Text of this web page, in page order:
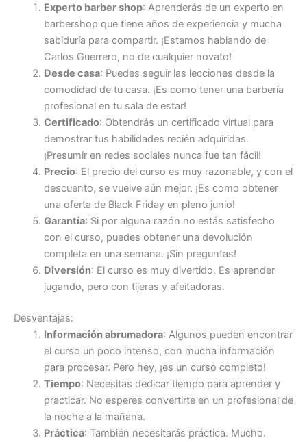
Experto barber shop: Aprenderás de un experto en
barbershop que tiene años de experiencia y mucha
sabiduría para compartir. ¡Estamos hablando de
Carlos Guerrero, no de cualquier novato!
Desde casa: Puedes seguir las lecciones desde la
comodidad de tu casa. ¡Es como tener una barbería
profesional en tu sala de estar!
Certificado: Obtendrás un certificado virtual para
demostrar tus habilidades recién adquiridas.
¡Presumir en redes sociales nunca fue tan fácil!
Precio: El precio del curso es muy razonable, y con el
descuento, se vuelve aún mejor. ¡Es como obtener
una oferta de Black Friday en pleno junio!
Garantía: Si por alguna razón no estás satisfecho
con el curso, puedes obtener una devolución
completa en una semana. ¡Sin preguntas!
Diversión: El curso es muy divertido. Es aprender
jugando, pero con tijeras y afeitadoras.
Desventajas:
Información abrumadora: Algunos pueden encontrar
el curso un poco intenso, con mucha información
para procesar. Pero hey, ¡es un curso completo!
Tiempo: Necesitas dedicar tiempo para aprender y
practicar. No esperes convertirte en un profesional de
la noche a la mañana.
Práctica: También necesitarás práctica. Mucho.